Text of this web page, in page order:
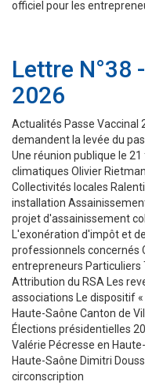
officiel pour les
Lettre N°38
2026
Actualités Passe Vaccinal
demandent la levée du
Une réunion publique le
climatiques Olivier
Collectivités locales
installation
projet d'assainissement
L'exonération d'impôt et
professionnels concernés
entrepreneurs Particuliers
Attribution du RSA Les
associations Le dispositif
Haute-Saône Canton de
Élections présidentielles
Valérie Pécresse en
Haute-Saône Dimitri
circonscription